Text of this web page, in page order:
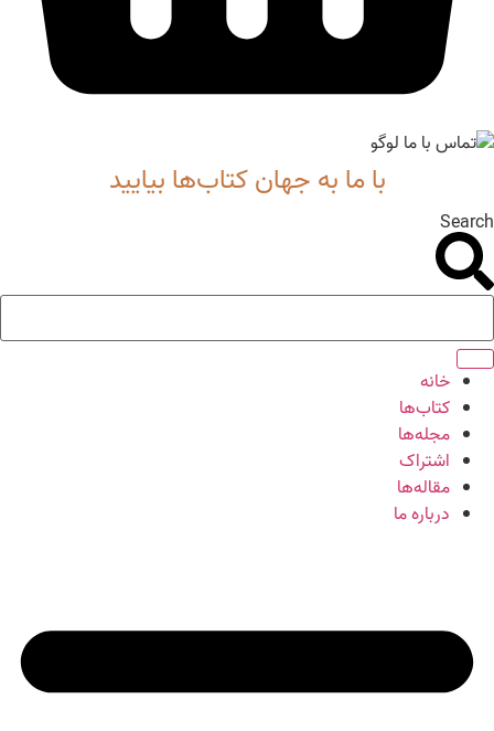
با ما به جهان کتاب‌ها بیایید
Search
خانه
کتاب‌ها
مجله‌ها
اشتراک
مقاله‌ها
درباره ما